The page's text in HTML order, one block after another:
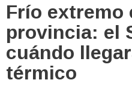
Frío extremo
provincia: el
cuándo
térmico